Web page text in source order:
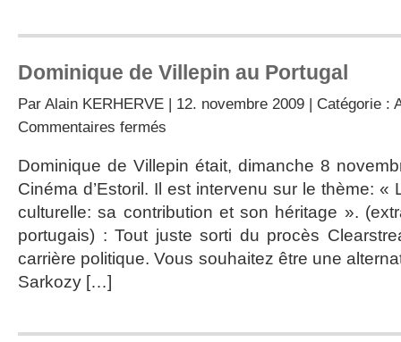
Dominique de Villepin au Portugal
Par Alain KERHERVE | 12. novembre 2009 | Catégorie :
Commentaires fermés
Villepin
au
Dominique de Villepin était, dimanche 8
Cinéma d’Estoril. Il est intervenu sur le thème: «
culturelle: sa contribution et son héritage ».
portugais) : Tout juste sorti du procès
carrière politique. Vous souhaitez être une
Sarkozy […]